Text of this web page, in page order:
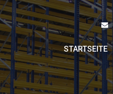
STARTSEITE